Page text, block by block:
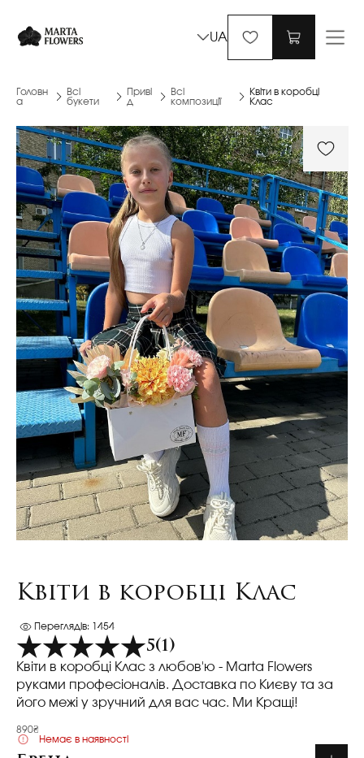
UA
Головн
а
Всі
букети
Приві
д
Всі
композиції
Квіти в коробці
Клас
Квіти в коробці Клас
Переглядів: 1454
5(1)
Квіти в коробці Клас з любов'ю - Marta Flowers
руками професіоналів. Доставка по Києву та за
його межі у зручний для вас час. Ми Кращі!
890₴
Немає в наявності